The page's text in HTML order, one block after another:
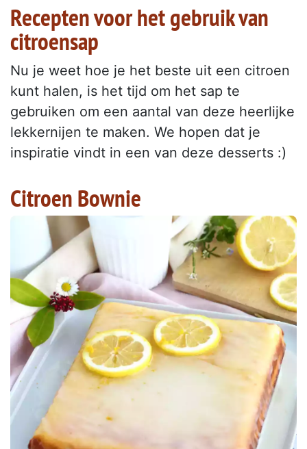
Recepten voor het gebruik van
citroensap
Nu je weet hoe je het beste uit een citroen
kunt halen, is het tijd om het sap te
gebruiken om een aantal van deze heerlijke
lekkernijen te maken. We hopen dat je
inspiratie vindt in een van deze desserts :)
Citroen Bownie